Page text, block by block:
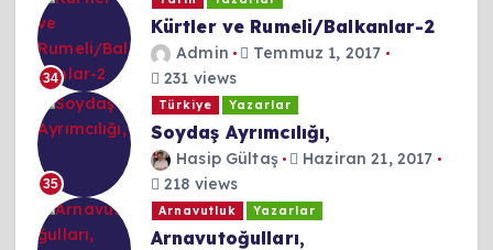
34
Kürtler ve Rumeli/Balkanlar-2
Admin
Temmuz 1, 2017
231 views
35
Türkiye Yazarlar
Soydaş Ayrımcılığı,
Hasip Gültaş
Haziran 21, 2017
218 views
Arnavutluk Yazarlar
Arnavutoğulları,